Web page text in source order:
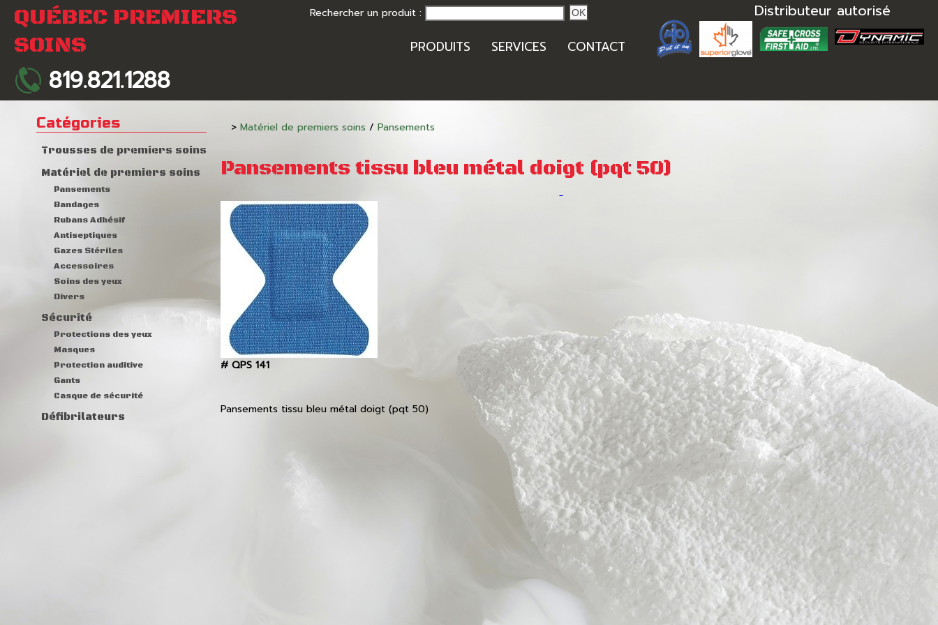
QUÉBEC PREMIERS
SOINS
819.821.1288
Rechercher un produit : OK
PRODUITS SERVICES CONTACT
Distributeur autorisé
Catégories
Trousses de premiers soins
Matériel de premiers soins
Pansements
Bandages
Rubans Adhésif
Antiseptiques
Gazes Stériles
Accessoires
Soins des yeux
Divers
Sécurité
Protections des yeux
Masques
Protection auditive
Gants
Casque de sécurité
Défibrilateurs
> Matériel de premiers soins / Pansements
Pansements tissu bleu métal doigt (pqt 50)
# QPS 141
Pansements tissu bleu métal doigt (pqt 50)